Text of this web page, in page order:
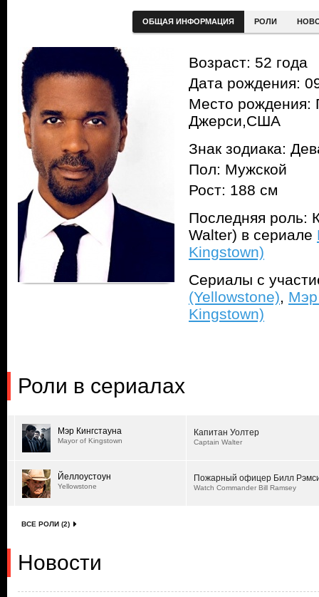
ОБЩАЯ ИНФОРМАЦИЯ РОЛИ
Возраст: 52 года
Дата рождения:
Место
Джерси,США
Знак зодиака:
Пол: Мужской
Рост: 188 см
Последняя роль:
Walter) в сериале
Kingstown)
Сериалы с
(Yellowstone), Мэр
Kingstown)
Роли в сериалах
Мэр Кингстауна
Mayor of Kingstown
Капитан Уолтер
Captain Walter
Йеллоустоун
Yellowstone
Пожарный офицер Билл
Watch Commander Bill Ramsey
ВСЕ РОЛИ (2)
Новости